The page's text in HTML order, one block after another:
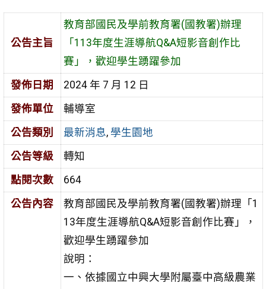
公告主旨
教育部國民及學前教育署(國教署)辦理
「113年度生涯導航Q&A短影音創作比
賽」，歡迎學生踴躍參加
發佈日期
2024 年 7 月 12 日
發佈單位
輔導室
公告類別
最新消息, 學生園地
公告等級
轉知
點閱次數
664
公告內容
教育部國民及學前教育署(國教署)辦理「1
13年度生涯導航Q&A短影音創作比賽」，
歡迎學生踴躍參加
說明：
一、依據國立中興大學附屬臺中高級農業